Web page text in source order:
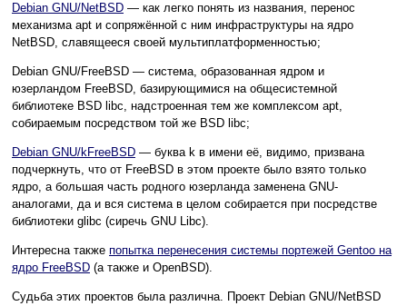
Debian GNU/NetBSD — как легко понять из названия, перенос
механизма apt и сопряжённой с ним инфраструктуры на ядро
NetBSD, славящееся своей мультиплатформенностью;
Debian GNU/FreeBSD — система, образованная ядром и
юзерландом FreeBSD, базирующимися на общесистемной
библиотеке BSD libc, надстроенная тем же комплексом apt,
собираемым посредством той же BSD libc;
Debian GNU/kFreeBSD — буква k в имени её, видимо, призвана
подчеркнуть, что от FreeBSD в этом проекте было взято только
ядро, а большая часть родного юзерланда заменена GNU-
аналогами, да и вся система в целом собирается при посредстве
библиотеки glibc (сиречь GNU Libc).
Интересна также попытка перенесения системы портежей Gentoo на
ядро FreeBSD (а также и OpenBSD).
Судьба этих проектов была различна. Проект Debian GNU/NetBSD